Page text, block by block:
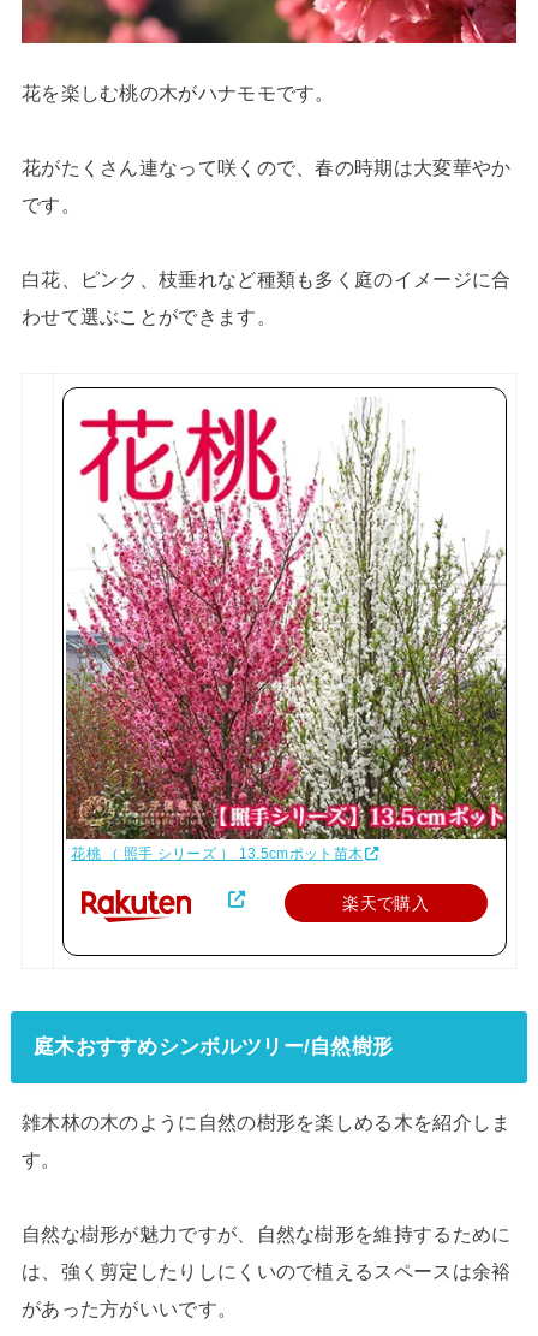
花を楽しむ桃の木がハナモモです。
花がたくさん連なって咲くので、春の時期は大変華やか
です。
白花、ピンク、枝垂れなど種類も多く庭のイメージに合
わせて選ぶことができます。
花桃 （ 照手 シリーズ ） 13.5cmポット苗木
楽天で購入
庭木おすすめシンボルツリー/自然樹形
雑木林の木のように自然の樹形を楽しめる木を紹介しま
す。
自然な樹形が魅力ですが、自然な樹形を維持するために
は、強く剪定したりしにくいので植えるスペースは余裕
があった方がいいです。